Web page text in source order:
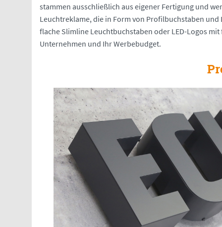
stammen ausschließlich aus eigener Fertigung und
Leuchtreklame, die in Form von Profilbuchstaben
flache Slimline Leuchtbuchstaben oder LED-Logos
Unternehmen und Ihr Werbebudget.